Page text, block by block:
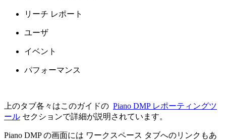
リーチ レポート
ユーザ
イベント
パフォーマンス
上のタブ各々はこのガイドの Piano DMP レポーティングツ
ール セクションで詳細が説明されています。
Piano DMP の画面には ワークスペース タブへのリンクもあ